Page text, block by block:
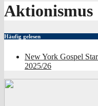
Aktionismus
Häufig gelesen
New York Gospel
2025/26